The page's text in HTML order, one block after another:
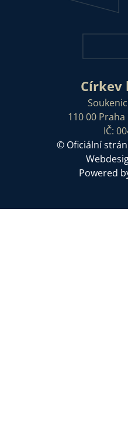
Církev
110 00
IČ:
© Oficiální
Powered